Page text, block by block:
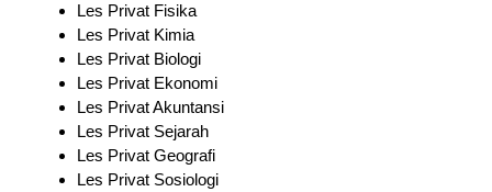
Les Privat Fisika
Les Privat Kimia
Les Privat Biologi
Les Privat Ekonomi
Les Privat Akuntansi
Les Privat Sejarah
Les Privat Geografi
Les Privat Sosiologi